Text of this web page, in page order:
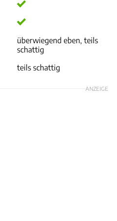
überwiegend eben, teils
schattig
teils schattig
ANZEIGE